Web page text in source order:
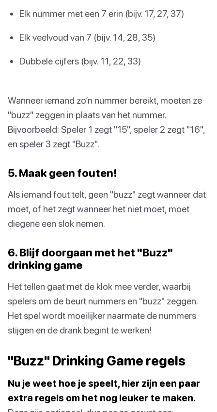
Elk nummer met een 7 erin (bijv. 17, 27, 37)
Elk veelvoud van 7 (bijv. 14, 28, 35)
Dubbele cijfers (bijv. 11, 22, 33)
Wanneer iemand zo’n nummer bereikt, moeten ze
"buzz" zeggen in plaats van het nummer.
Bijvoorbeeld: Speler 1 zegt "15", speler 2 zegt "16",
en speler 3 zegt "Buzz".
5. Maak geen fouten!
Als iemand fout telt, geen "buzz" zegt wanneer dat
moet, of het zegt wanneer het niet moet, moet
diegene een slok nemen.
6. Blijf doorgaan met het "Buzz"
drinking game
Het tellen gaat met de klok mee verder, waarbij
spelers om de beurt nummers en "buzz" zeggen.
Het spel wordt moeilijker naarmate de nummers
stijgen en de drank begint te werken!
"Buzz" Drinking Game regels
Nu je weet hoe je speelt, hier zijn een paar
extra regels om het nog leuker te maken.